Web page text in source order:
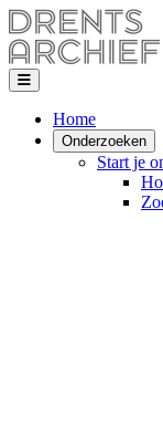
Home
Onderzoeken
Start je